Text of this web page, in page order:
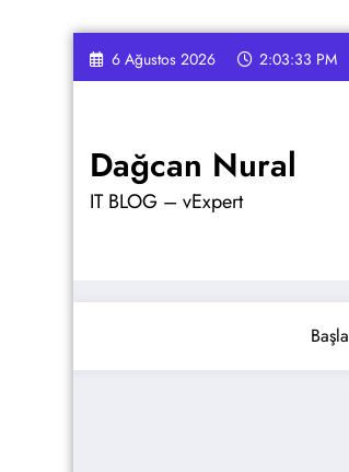
İçeriğe
atla
6 Ağustos 2026 2:03:34 PM
Dağcan Nural
IT BLOG – vExpert